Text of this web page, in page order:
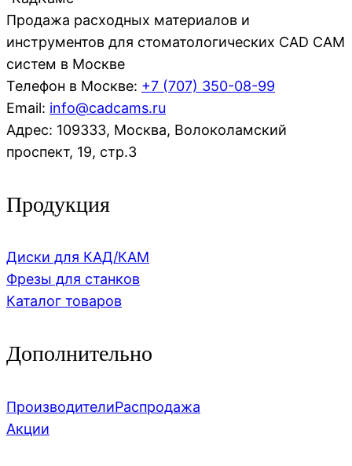
Продажа расходных материалов и
инструментов для стоматологических CAD CAM
систем в Москве
Телефон в Москве: +7 (707) 350-08-99
Email: info@cadcams.ru
Адрес: 109333, Москва, Волоколамский
проспект, 19, стр.3
Продукция
Диски для КАД/КАМ
Фрезы для станков
Каталог товаров
Дополнительно
ПроизводителиРаспродажа
Акции